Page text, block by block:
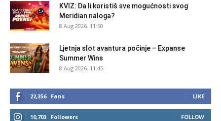
KVIZ: Da li koristiš sve mogućnosti svog
Meridian naloga?
8 Aug 2026. 11:50
Ljetnja slot avantura počinje – Expanse
Summer Wins
8 Aug 2026. 11:45
22,356 Fans LIKE
10,703 Followers FOLLOW